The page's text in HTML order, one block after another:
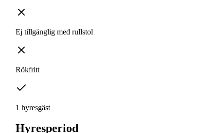
Ej tillgänglig med rullstol
Rökfritt
1 hyresgäst
Hyresperiod